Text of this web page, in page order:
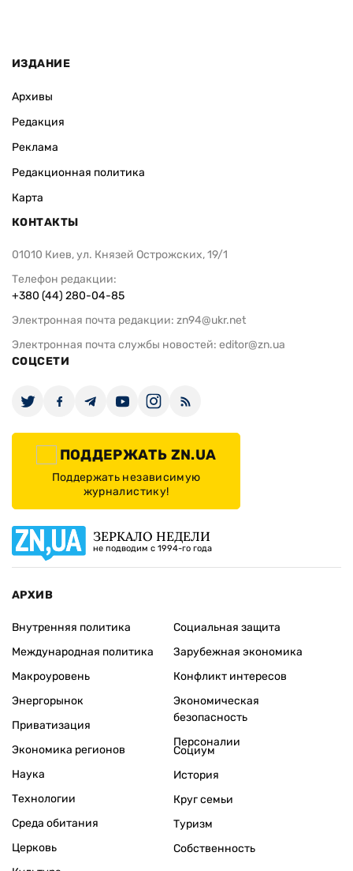
ИЗДАНИЕ
Архивы
Редакция
Реклама
Редакционная политика
Карта
КОНТАКТЫ
01010 Киев, ул. Князей Острожских, 19/1
Телефон редакции:
+380 (44) 280-04-85
Электронная почта редакции: zn94@ukr.net
Электронная почта службы новостей: editor@zn.ua
СОЦСЕТИ
ПОДДЕРЖАТЬ ZN.UA
Поддержать независимую
журналистику!
ЗЕРКАЛО НЕДЕЛИ
не подводим с 1994-го года
АРХИВ
Внутренняя политика
Международная политика
Макроуровень
Энергорынок
Приватизация
Экономика регионов
Социальная защита
Зарубежная экономика
Конфликт интересов
Экономическая
безопасность
Персоналии
Наука
Технологии
Среда обитания
Церковь
Социум
История
Круг семьи
Туризм
Собственность